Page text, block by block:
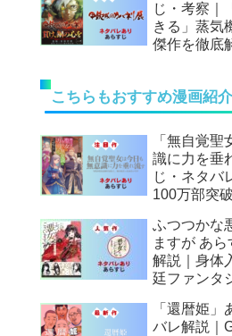
じ・考察｜
きる」蒸気
傑作を徹底
こちらもおすすめ漫画紹介
「無自覚
識に力を垂
じ・ネタバ
100万部突
逆転人生
ふつつかな
ますが あ
解説｜身体
廷ファンタ
「還暦姫」
バレ解説｜